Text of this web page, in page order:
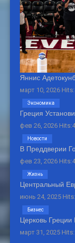
Яннис
март 10, 2026
Греция
фев 26, 2026
Экономика
В Преддверии
фев 23, 2026
Новости
Центральный
июнь 24, 2025
Жизнь
Церковь
март 31, 2025
Бизнес